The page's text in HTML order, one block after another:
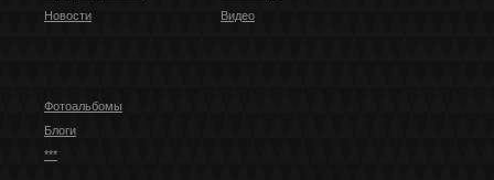
Новости
Видео
Фотоальбомы
Блоги
***